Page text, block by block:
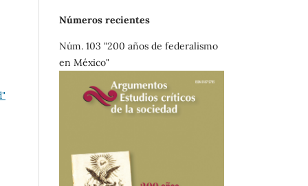
Números recientes
Núm. 103 "200 años de federalismo
en México"